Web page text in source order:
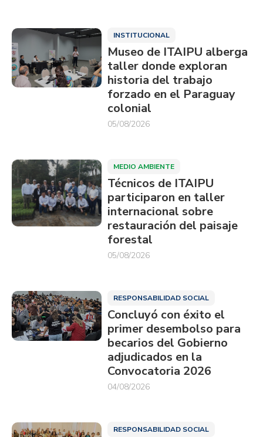
INSTITUCIONAL
Museo de ITAIPU alberga
taller donde exploran
historia del trabajo
forzado en el Paraguay
colonial
05/08/2026
MEDIO AMBIENTE
Técnicos de ITAIPU
participaron en taller
internacional sobre
restauración del paisaje
forestal
05/08/2026
RESPONSABILIDAD SOCIAL
Concluyó con éxito el
primer desembolso para
becarios del Gobierno
adjudicados en la
Convocatoria 2026
04/08/2026
RESPONSABILIDAD SOCIAL